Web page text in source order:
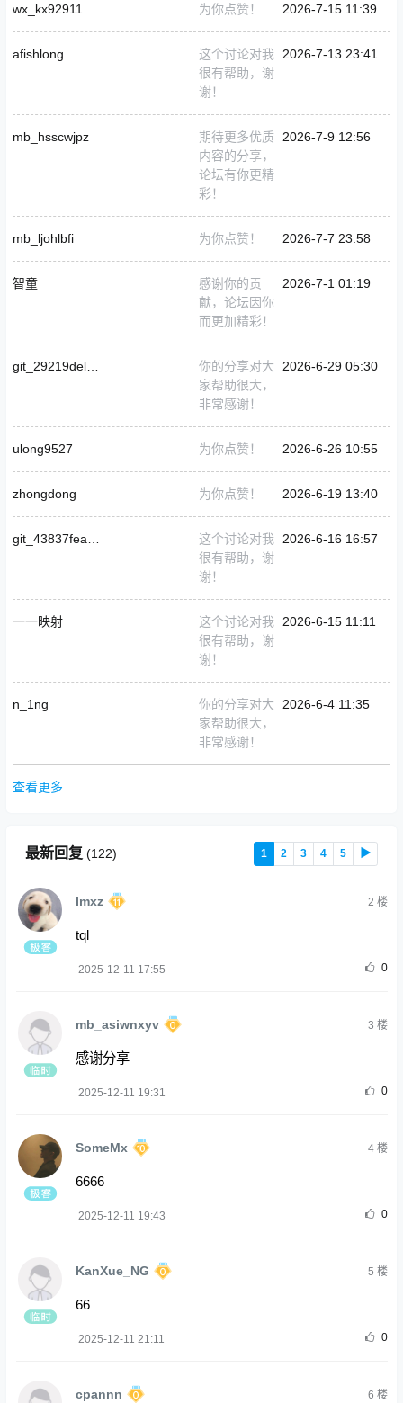
wx_kx92911 为你点赞！ 2026-7-15 11:39
afishlong
这个讨论对我
很有帮助，谢
谢！
2026-7-13 23:41
mb_hsscwjpz
期待更多优质
内容的分享，
论坛有你更精
彩！
2026-7-9 12:56
mb_ljohlbfi 为你点赞！ 2026-7-7 23:58
智童
感谢你的贡
献，论坛因你
而更加精彩！
2026-7-1 01:19
你的分享对大
家帮助很大，
非常感谢！
2026-6-29 05:30
ulong9527 为你点赞！ 2026-6-26 10:55
zhongdong 为你点赞！ 2026-6-19 13:40
这个讨论对我
很有帮助，谢
谢！
2026-6-16 16:57
一一映射
这个讨论对我
很有帮助，谢
谢！
2026-6-15 11:11
n_1ng
你的分享对大
家帮助很大，
非常感谢！
2026-6-4 11:35
查看更多
最新回复 (122) 1 2 3 4 5 ▶
Imxz 2 楼
tql
2025-12-11 17:55 0
mb_asiwnxyv 3 楼
感谢分享
2025-12-11 19:31 0
SomeMx 4楼
6666
2025-12-11 19:43 0
KanXue_NG 5 楼
66
2025-12-11 21:11 0
cpannn 6 楼